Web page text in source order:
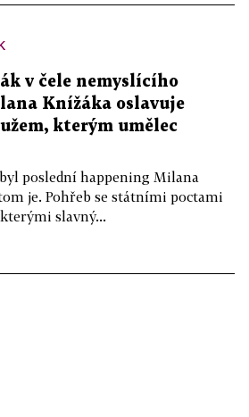
v čele nemyslícího
Knížáka oslavuje
kterým umělec
poslední happening Milana
je. Pohřeb se státními poctami
slavný...